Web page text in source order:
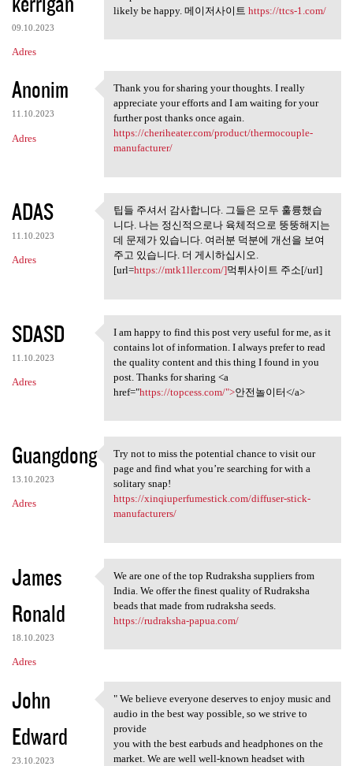
09.10.2023
Adres
likely be happy. 메이저사이트 https://ttcs-1.com/
Anonim
11.10.2023
Adres
Thank you for sharing your
Thank you for sharing your thoughts. I really
appreciate your efforts and I am waiting for your
further post thanks once again.
https://cheriheater.com/product/thermocouple-
manufacturer/
ADAS
11.10.2023
Adres
팁들 주셔서 감사합니다. 그들은
모두 훌륭했습니다.
팁들 주셔서 감사합니다. 그들은 모두 훌륭했습
니다. 나는 정신적으로나 육체적으로 뚱뚱해지는
데 문제가 있습니다. 여러분 덕분에 개선을 보여
주고 있습니다. 더 게시하십시오.
[url=https://mtk1ller.com/]먹튀사이트 주소[/url]
SDASD
11.10.2023
Adres
I am happy to find this post
I am happy to find this post very useful for me, as it
contains lot of information. I always prefer to read
the quality content and this thing I found in you
post. Thanks for sharing <a
href="https://topcess.com/">안전놀이터</a>
Guangdong
13.10.2023
Adres
Try not to miss the potential
Try not to miss the potential chance to visit our
page and find what you’re searching for with a
solitary snap!
https://xinqiuperfumestick.com/diffuser-stick-
manufacturers/
James
Ronald
18.10.2023
Adres
We are one of the top
We are one of the top Rudraksha suppliers from
India. We offer the finest quality of Rudraksha
beads that made from rudraksha seeds.
https://rudraksha-papua.com/
John
Edward
23.10.2023
" We believe everyone
" We believe everyone deserves to enjoy music and
audio in the best way possible, so we strive to
provide
you with the best earbuds and headphones on the
market. We are well well-known headset with